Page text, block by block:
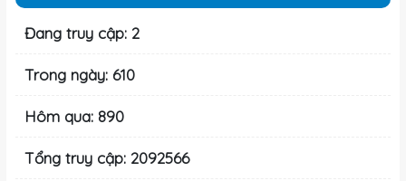
Đang truy cập: 2
Trong ngày: 610
Hôm qua: 890
Tổng truy cập: 2092566